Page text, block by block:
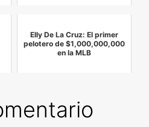
Elly De La Cruz: El primer
pelotero de $1,000,000,000
en la MLB